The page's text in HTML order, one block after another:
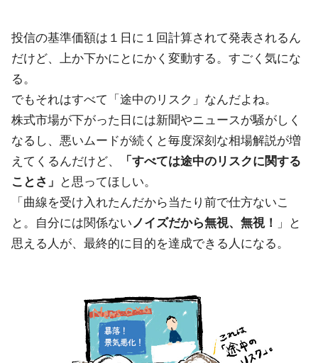
投信の基準価額は１日に１回計算されて発表されるん
だけど、上か下かにとにかく変動する。すごく気にな
る。
でもそれはすべて「途中のリスク」なんだよね。
株式市場が下がった日には新聞やニュースが騒がしく
なるし、悪いムードが続くと毎度深刻な相場解説が増
えてくるんだけど、
「すべては途中のリスクに関する
ことさ」
と思ってほしい。
「曲線を受け入れたんだから当たり前で仕方ないこ
と。自分には関係ないノイズだから無視、無視！
」と
思える人が、最終的に目的を達成できる人になる。